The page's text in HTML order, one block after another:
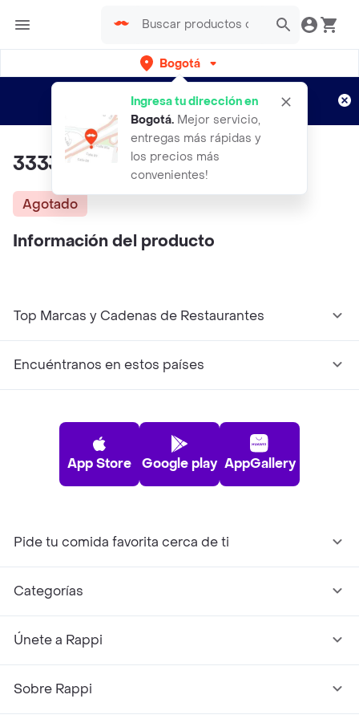
Bogotá
Ingresa tu dirección en
Bogotá. Mejor servicio,
entregas más rápidas y
los precios más
convenientes!
envíos gratis por semanas
Aplican TyC
3333
Agotado
Información del producto
Top Marcas y Cadenas de Restaurantes
Encuéntranos en estos países
App Store Google play AppGallery
Pide tu comida favorita cerca de ti
Categorías
Únete a Rappi
Sobre Rappi